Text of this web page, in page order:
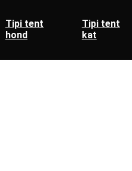
Tipi tent
hond
Tipi tent
kat